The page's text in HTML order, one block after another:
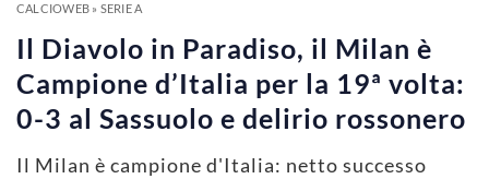
CALCIOWEB» SERIE A
Il Diavolo in Paradiso, il Milan è
Campione d’Italia per la 19ª volta:
0-3 al Sassuolo e delirio rossonero
Il Milan è campione d'Italia: netto successo